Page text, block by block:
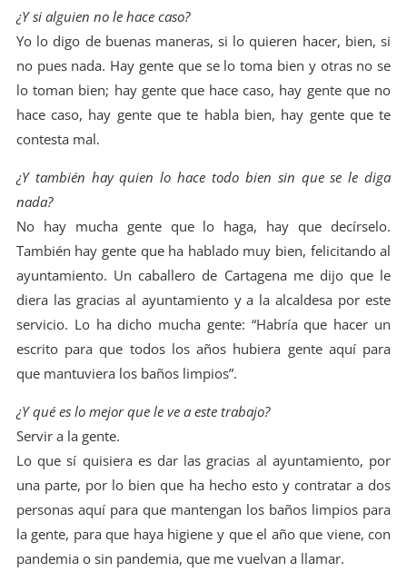
¿Y si alguien no le hace caso?
Yo lo digo de buenas maneras, si lo quieren hacer, bien, si
no pues nada. Hay gente que se lo toma bien y otras no se
lo toman bien; hay gente que hace caso, hay gente que no
hace caso, hay gente que te habla bien, hay gente que te
contesta mal.
¿Y también hay quien lo hace todo bien sin que se le diga
nada?
No hay mucha gente que lo haga, hay que decírselo.
También hay gente que ha hablado muy bien, felicitando al
ayuntamiento. Un caballero de Cartagena me dijo que le
diera las gracias al ayuntamiento y a la alcaldesa por este
servicio. Lo ha dicho mucha gente: “Habría que hacer un
escrito para que todos los años hubiera gente aquí para
que mantuviera los baños limpios”.
¿Y qué es lo mejor que le ve a este trabajo?
Servir a la gente.
Lo que sí quisiera es dar las gracias al ayuntamiento, por
una parte, por lo bien que ha hecho esto y contratar a dos
personas aquí para que mantengan los baños limpios para
la gente, para que haya higiene y que el año que viene, con
pandemia o sin pandemia, que me vuelvan a llamar.